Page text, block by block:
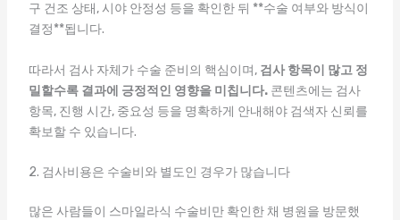
구 건조 상태, 시야 안정성 등을 확인한 뒤 **수술 여부와 방식이
결정**됩니다.
따라서 검사 자체가 수술 준비의 핵심이며, 검사 항목이 많고 정
밀할수록 결과에 긍정적인 영향을 미칩니다.콘텐츠에는 검사
항목, 진행 시간, 중요성 등을 명확하게 안내해야 검색자 신뢰를
확보할 수 있습니다.
2. 검사비용은 수술비와 별도인 경우가 많습니다
많은 사람들이 스마일라식 수술비만 확인한 채 병원을 방문했